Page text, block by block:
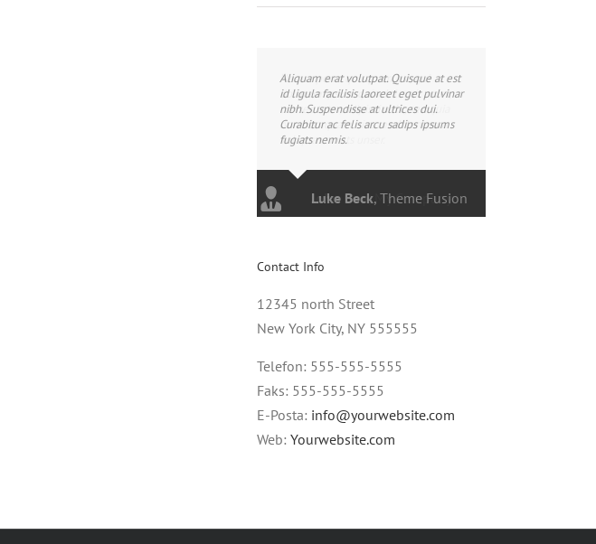
Aliquam erat volutpat. Quisque at est
id ligula facilisis laoreet eget pulvinar
nibh. Suspendisse at ultrices dui.
Curabitur ac felis arcu sadips ipsums
fugiats nemis.
Luke Beck, Theme Fusion
Contact Info
12345 north Street
New York City, NY 555555
Telefon: 555-555-5555
Faks: 555-555-5555
E-Posta: info@yourwebsite.com
Web: Yourwebsite.com